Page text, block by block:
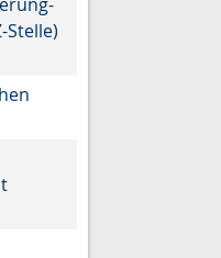
Stelle)